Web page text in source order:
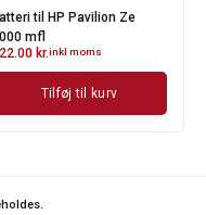
til HP Pavilion Ze
mfl
kr.inkl moms
Tilføj til kurv